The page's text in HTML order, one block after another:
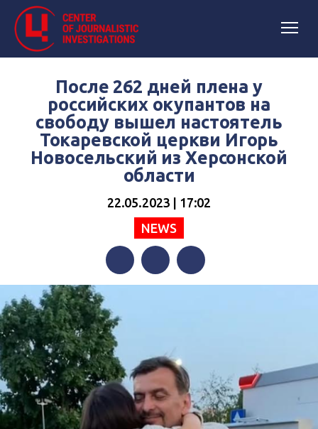
После 262 дней плена у
российских окупантов на
свободу вышел настоятель
Токаревской церкви Игорь
Новосельский из Херсонской
области
22.05.2023 | 17:02
NEWS
FacebookTwitterTelegram